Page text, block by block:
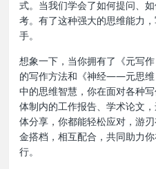
式。当我们学会了如何提问、
考。有了这种强大的思维能力
手。
想象一下，当你拥有了《元写
的写作方法和《神经——元思维
中的思维智慧，你在面对各种
体制内的工作报告、学术论文
体分享，你都能轻松应对，游
金搭档，相互配合，共同助力
行。